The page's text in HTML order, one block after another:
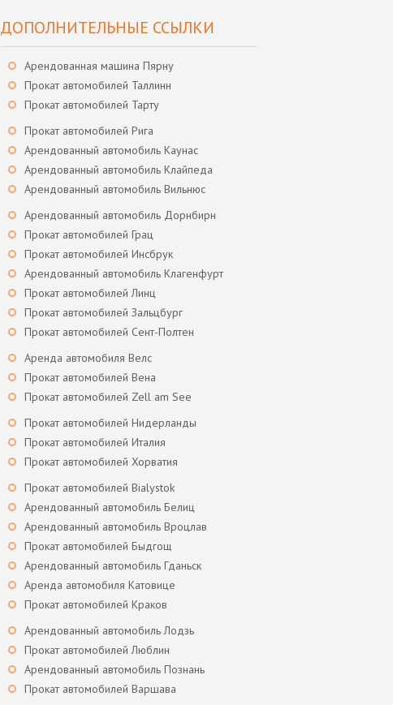
ДОПОЛНИТЕЛЬНЫЕ ССЫЛКИ
Арендованная машина Пярну
Прокат автомобилей Таллинн
Прокат автомобилей Тарту
Прокат автомобилей Рига
Арендованный автомобиль Каунас
Арендованный автомобиль Клайпеда
Арендованный автомобиль Вильнюс
Арендованный автомобиль Дорнбирн
Прокат автомобилей Грац
Прокат автомобилей Инсбрук
Арендованный автомобиль Клагенфурт
Прокат автомобилей Линц
Прокат автомобилей Зальцбург
Прокат автомобилей Сент-Полтен
Аренда автомобиля Велс
Прокат автомобилей Вена
Прокат автомобилей Zell am See
Прокат автомобилей Нидерланды
Прокат автомобилей Италия
Прокат автомобилей Хорватия
Прокат автомобилей Bialystok
Арендованный автомобиль Белиц
Арендованный автомобиль Вроцлав
Прокат автомобилей Быдгощ
Арендованный автомобиль Гданьск
Аренда автомобиля Катовице
Прокат автомобилей Краков
Арендованный автомобиль Лодзь
Прокат автомобилей Люблин
Арендованный автомобиль Познань
Прокат автомобилей Варшава